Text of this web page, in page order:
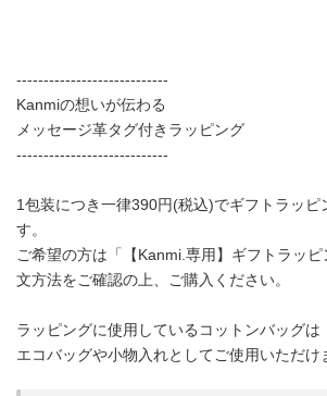
----------------------------
Kanmiの想いが伝わる
メッセージ革タグ付きラッピング
----------------------------
1包装につき一律390円(税込)でギフトラッピ
す。
ご希望の方は「【Kanmi.専用】ギフトラッ
文方法をご確認の上、ご購入ください。
ラッピングに使用しているコットンバッグは
エコバッグや小物入れとしてご使用いただけ